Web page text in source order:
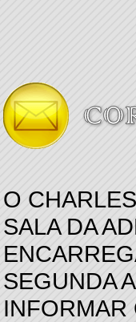
O
SALA DA
SEGUNDA
INFORMAR